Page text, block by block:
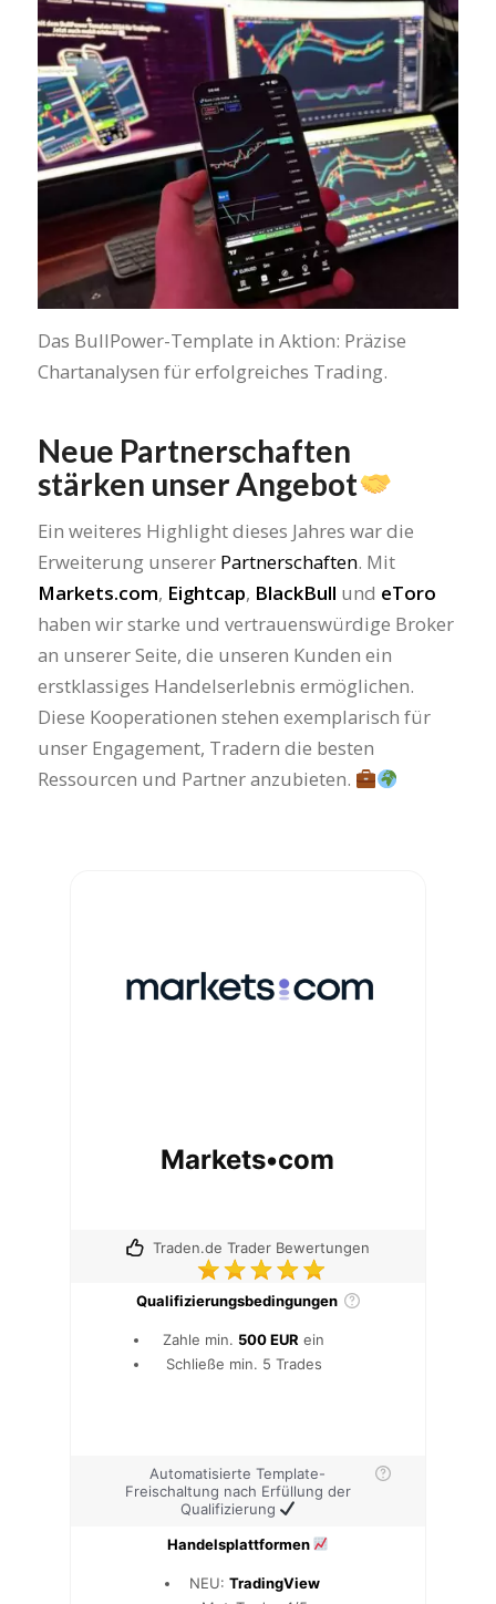
Das BullPower-Template in Aktion: Präzise
Chartanalysen für erfolgreiches Trading.
Neue Partnerschaften
stärken unser Angebot
Ein weiteres Highlight dieses Jahres war die
Erweiterung unserer Partnerschaften. Mit
Markets.com, Eightcap, BlackBull und eToro
haben wir starke und vertrauenswürdige Broker
an unserer Seite, die unseren Kunden ein
erstklassiges Handelserlebnis ermöglichen.
Diese Kooperationen stehen exemplarisch für
unser Engagement, Tradern die besten
Ressourcen und Partner anzubieten.
Markets•com
Traden.de Trader Bewertungen
Qualifizierungsbedingungen
Zahle min. 500 EUR ein
Schließe min. 5 Trades
Automatisierte Template-
Freischaltung nach Erfüllung der
Qualifizierung
Handelsplattformen
NEU:TradingView